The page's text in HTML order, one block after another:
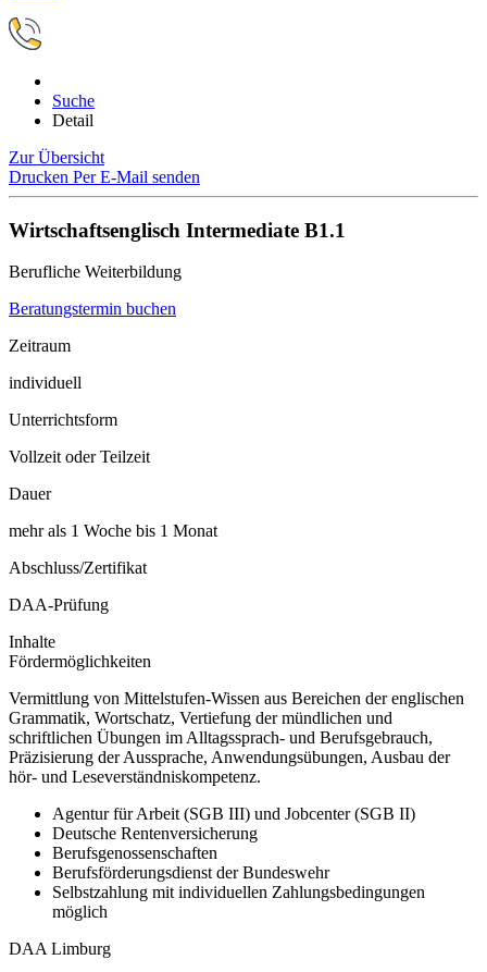
Suche
Detail
Zur Übersicht
Drucken Per E-Mail senden
Wirtschaftsenglisch Intermediate B1.1
Berufliche Weiterbildung
Beratungstermin buchen
Zeitraum
individuell
Unterrichtsform
Vollzeit oder Teilzeit
Dauer
mehr als 1 Woche bis 1 Monat
Abschluss/Zertifikat
DAA-Prüfung
Inhalte
Fördermöglichkeiten
Vermittlung von Mittelstufen-Wissen aus Bereichen der englischen
Grammatik, Wortschatz, Vertiefung der mündlichen und
schriftlichen Übungen im Alltagssprach- und Berufsgebrauch,
Präzisierung der Aussprache, Anwendungsübungen, Ausbau der
hör- und Leseverständniskompetenz.
Agentur für Arbeit (SGB III) und Jobcenter (SGB II)
Deutsche Rentenversicherung
Berufsgenossenschaften
Berufsförderungsdienst der Bundeswehr
Selbstzahlung mit individuellen Zahlungsbedingungen
möglich
DAA Limburg